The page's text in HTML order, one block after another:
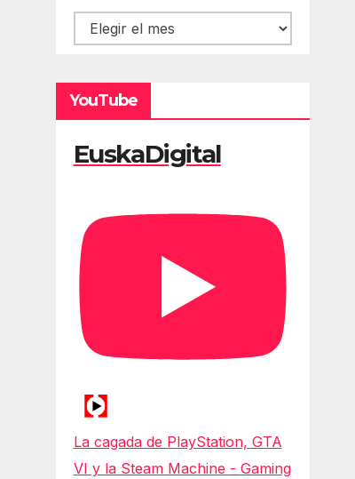
Hemeroteca
YouTube
EuskaDigital
La cagada de PlayStation, GTA
VI y la Steam Machine - Gaming